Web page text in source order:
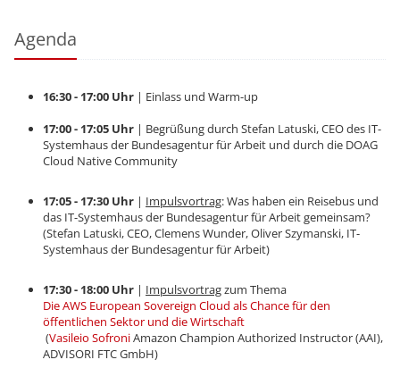
Agenda
16:30 - 17:00 Uhr | Einlass und Warm-up
17:00 - 17:05 Uhr | Begrüßung durch Stefan Latuski, CEO des IT-
Systemhaus der Bundesagentur für Arbeit und durch die DOAG
Cloud Native Community
17:05 - 17:30 Uhr | Impulsvortrag: Was haben ein Reisebus und
das IT-Systemhaus der Bundesagentur für Arbeit gemeinsam?
(Stefan Latuski, CEO, Clemens Wunder, Oliver Szymanski, IT-
Systemhaus der Bundesagentur für Arbeit)
17:30 - 18:00 Uhr | Impulsvortragzum Thema
Die AWS European Sovereign Cloud als Chance für den
öffentlichen Sektor und die Wirtschaft
(Vasileio SofroniAmazon Champion Authorized Instructor (AAI),
ADVISORI FTC GmbH)